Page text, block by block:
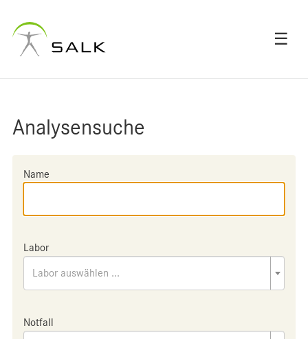
☰
Analysensuche
Name
Labor
Labor auswählen ...
Notfall